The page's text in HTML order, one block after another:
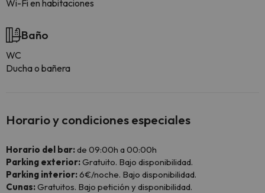
Wi-Fi en habitaciones
Baño
WC
Ducha o bañera
Horario y condiciones especiales
Horario del bar:de 09:00h a 00:00h
Parking exterior:Gratuito. Bajo disponibilidad.
Parking interior:6€/noche. Bajo disponibilidad.
Cunas:Gratuitos. Bajo petición y disponibilidad.